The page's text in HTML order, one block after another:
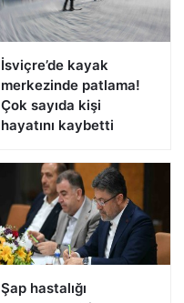
İsviçre’de kayak
merkezinde patlama!
Çok sayıda kişi
hayatını kaybetti
Şap hastalığı